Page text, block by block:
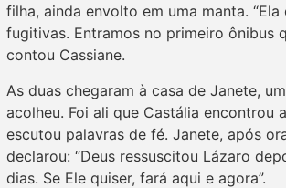
filha, ainda envolto em uma manta. “Ela
fugitivas. Entramos no primeiro ônibus
contou Cassiane.
As duas chegaram à casa de Janete,
acolheu. Foi ali que Castália encontrou
escutou palavras de fé. Janete, após
declarou: “Deus ressuscitou Lázaro
dias. Se Ele quiser, fará aqui e agora”.